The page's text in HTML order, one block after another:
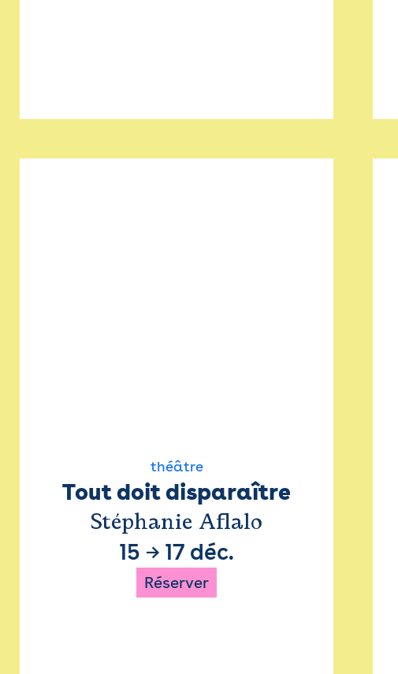
théâtre
Tout doit disparaître
Stéphanie Aflalo
15 → 17 déc.
Réserver